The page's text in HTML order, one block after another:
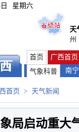
星期六
天
州
首页 广西首页
气象科普
南宁
首页 > 天气新闻
局启动重大